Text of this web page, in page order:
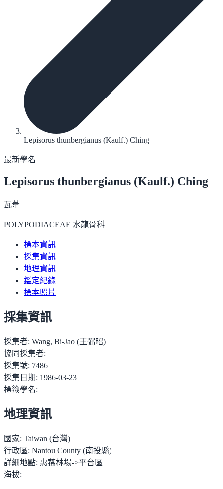
Lepisorus thunbergianus (Kaulf.) Ching
最新學名
Lepisorus thunbergianus (Kaulf.) Ching
瓦葦
POLYPODIACEAE 水龍骨科
標本資訊
採集資訊
地理資訊
鑑定紀錄
標本照片
採集資訊
採集者: Wang, Bi-Jao (王弼昭)
協同採集者:
採集號: 7486
採集日期: 1986-03-23
標籤學名:
地理資訊
國家: Taiwan (台灣)
行政區: Nantou County (南投縣)
詳細地點: 惠蓀林場->平台區
海拔: